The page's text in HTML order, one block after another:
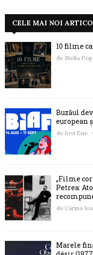
CELE MAI NOI
10 filme
de Stella
Buzăul
european
de Jovi Ene
„Filme
Petrea:
de Carina
Marele